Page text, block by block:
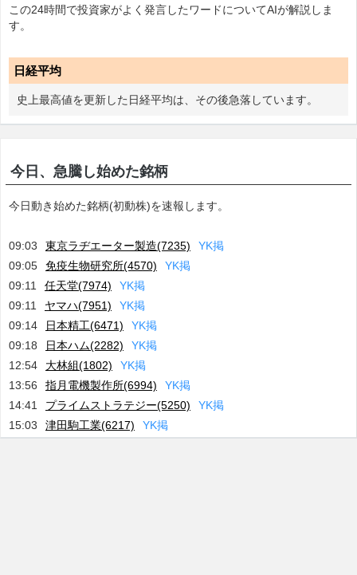
この24時間で投資家がよく発言したワードについてAIが解説しま
す。
日経平均
史上最高値を更新した日経平均は、その後急落しています。
今日、急騰し始めた銘柄
今日動き始めた銘柄(初動株)を速報します。
09:03 東京ラヂエーター製造(7235) YK掲
09:05
免疫生物研究所(4570) YK掲
09:11
任天堂(7974) YK掲
09:11
ヤマハ(7951) YK掲
09:14
日本精工(6471) YK掲
09:18
日本ハム(2282) YK掲
12:54
大林組(1802) YK掲
13:56
指月電機製作所(6994) YK掲
14:41
プライムストラテジー(5250) YK掲
15:03
津田駒工業(6217) YK掲